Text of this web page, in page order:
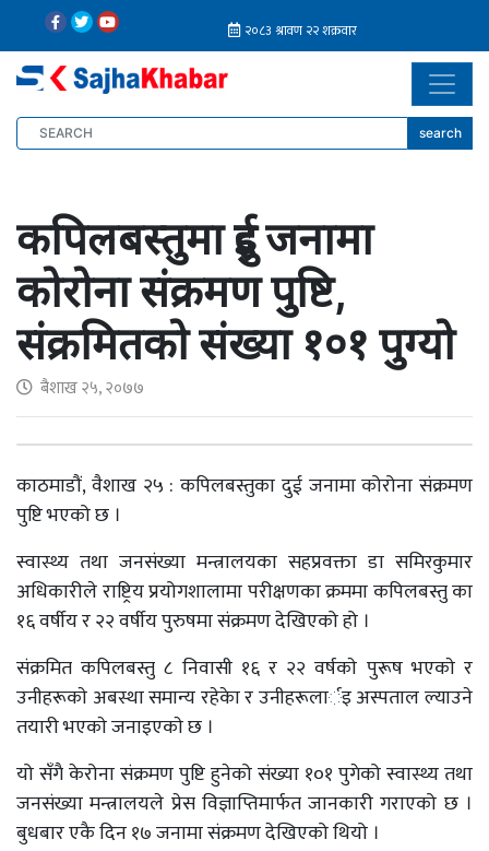
search
कपिलबस्तुमा दुई जनामा
कोरोना संक्रमण पुष्टि,
संक्रमितको संख्या १०१ पुग्यो
बैशाख २५, २०७७
काठमाडौं, वैशाख २५ : कपिलबस्तुका दुई जनामा कोरोना संक्रमण
पुष्टि भएको छ ।
स्वास्थ्य तथा जनसंख्या मन्त्रालयका सहप्रवक्ता डा समिरकुमार
अधिकारीले राष्ट्रिय प्रयोगशालामा परीक्षणका क्रममा कपिलबस्तु का
१६ वर्षीय र २२ वर्षीय पुरुषमा संक्रमण देखिएको हो ।
संक्रमित कपिलबस्तु ८ निवासी १६ र २२ वर्षकाे पुरूष भएकाे र
उनीहरूकाे अबस्था समान्य रहेकेा र उनीहरूलार्इ अस्पताल ल्याउने
तयारी भएकाे जनाइएकाे छ ।
यो सँगै केरोना संक्रमण पुष्टि हुनेको संख्या १०१ पुगेको स्वास्थ्य तथा
जनसंख्या मन्त्रालयले प्रेस विज्ञाप्तिमार्फत जानकारी गराएको छ ।
बुधबार एकै दिन १७ जनामा संक्रमण देखिएको थियो ।